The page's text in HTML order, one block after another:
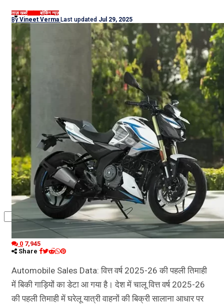
खेल
कृषि
धर्म
विज्ञान तकनीकी
ताज़ा खबरें ब्रेकिंग न्यूज़
By Vineet Verma Last updated Jul 29, 2025
0 7,945
Share
Automobile Sales Data: वित्त वर्ष 2025-26 की पहली तिमाही
में बिकी गाड़ियों का डेटा आ गया है। देश में चालू वित्त वर्ष 2025-26
की पहली तिमाही में घरेलू यात्री वाहनों की बिक्री सालाना आधार पर